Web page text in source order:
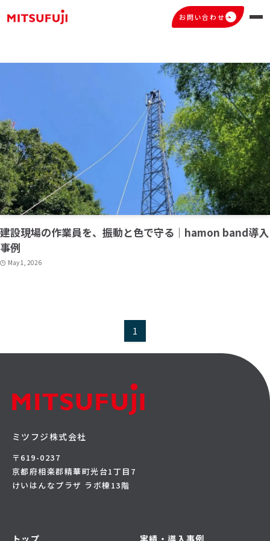
お問い合わせ
hamon bandシリーズ – tax –
建設現場の作業員を、振動と色で守る｜hamon band導入
事例
May 1, 2026
1
ミツフジ株式会社
〒619-0237
京都府相楽郡精華町光台1丁目7
けいはんなプラザ ラボ棟13階
トップ 実績・導入事例